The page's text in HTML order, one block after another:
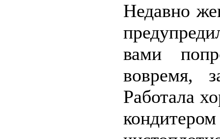
Недавно
вами
вовремя,
Работала